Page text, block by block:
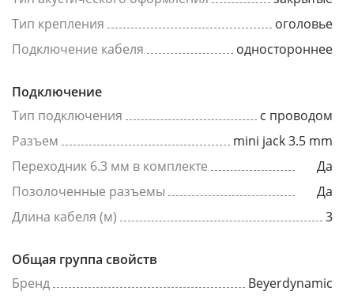
Тип крепления
оголовье
Подключение кабеля
одностороннее
Подключение
Тип подключения
с проводом
Разъем
mini jack 3.5 mm
Переходник 6.3 мм в комплекте
Да
Позолоченные разъемы
Да
Длина кабеля (м)
3
Общая группа свойств
Бренд
Beyerdynamic